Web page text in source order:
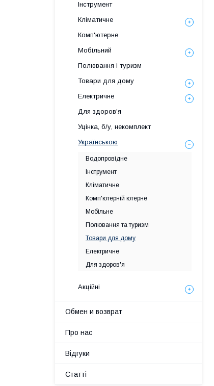
Інструмент
Кліматичне
Комп'ютерне
Мобільний
Полювання і туризм
Товари для дому
Електричне
Для здоров'я
Уцінка, б/у, некомплект
Українською
Водопровідне
Інструмент
Кліматичне
Комп'ютерній ютерне
Мобільне
Полювання та туризм
Товари для дому
Електричне
Для здоров'я
Акційні
Обмен и возврат
Про нас
Відгуки
Статті